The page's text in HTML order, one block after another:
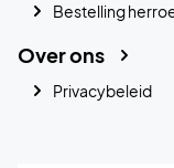
Bestelling
Over ons
Privacybeleid